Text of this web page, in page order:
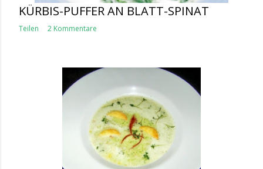
KÜRBIS-PUFFER AN BLATT-SPINAT
Teilen 2 Kommentare